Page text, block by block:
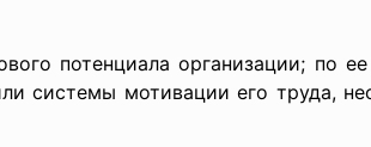
потенциала организации; по ее
системы мотивации его труда,